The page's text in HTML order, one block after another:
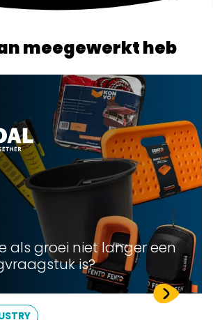
meegewerkt heb
als groei niet langer een
is?